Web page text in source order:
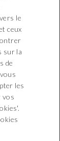
le
ceux
sur la
de
les
vos